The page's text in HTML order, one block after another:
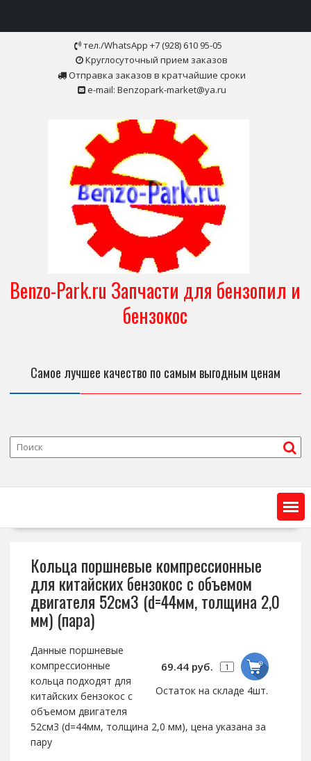
тел./WhatsApp +7 (928) 610 95-05
Круглосуточный прием заказов
Отправка заказов в кратчайшие сроки
e-mail: Benzopark-market@ya.ru
Benzo-Park.ru Запчасти для бензопил и
бензокос
Самое лучшее качество по самым выгодным ценам
Кольца поршневые компрессионные
для китайских бензокос с объемом
двигателя 52см3 (d=44мм, толщина 2,0
мм) (пара)
69.44 руб.
Остаток на складе 4шт.
Данные поршневые
компрессионные
кольца подходят для
китайских бензокос с
объемом двигателя
52см3 (d=44мм, толщина 2,0 мм), цена указана за
пару